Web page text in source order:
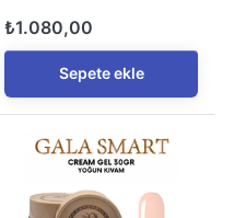
₺1.080,00
Sepete ekle